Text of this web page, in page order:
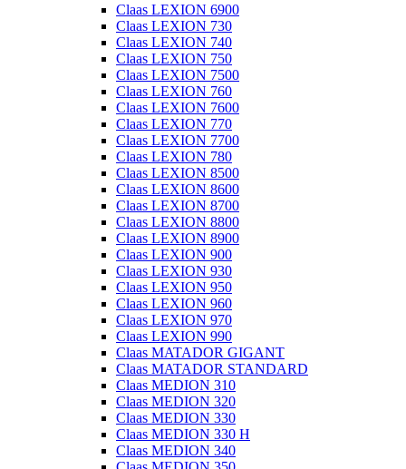
Claas LEXION 6900
Claas LEXION 730
Claas LEXION 740
Claas LEXION 750
Claas LEXION 7500
Claas LEXION 760
Claas LEXION 7600
Claas LEXION 770
Claas LEXION 7700
Claas LEXION 780
Claas LEXION 8500
Claas LEXION 8600
Claas LEXION 8700
Claas LEXION 8800
Claas LEXION 8900
Claas LEXION 900
Claas LEXION 930
Claas LEXION 950
Claas LEXION 960
Claas LEXION 970
Claas LEXION 990
Claas MATADOR GIGANT
Claas MATADOR STANDARD
Claas MEDION 310
Claas MEDION 320
Claas MEDION 330
Claas MEDION 330 H
Claas MEDION 340